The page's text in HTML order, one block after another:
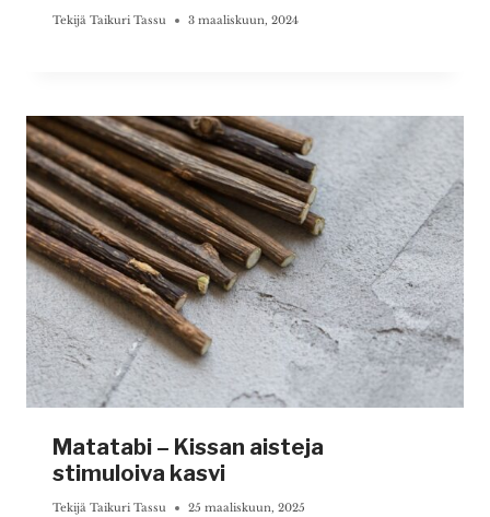
Tekijä Taikuri Tassu 3 maaliskuun, 2024
Matatabi – Kissan aisteja
stimuloiva kasvi
Tekijä Taikuri Tassu 25 maaliskuun, 2025